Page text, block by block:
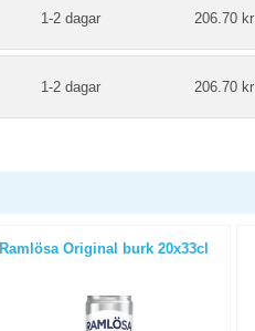
1-2 dagar 206.70 kr
1-2 dagar 206.70 kr
Ramlösa Original burk 20x33cl